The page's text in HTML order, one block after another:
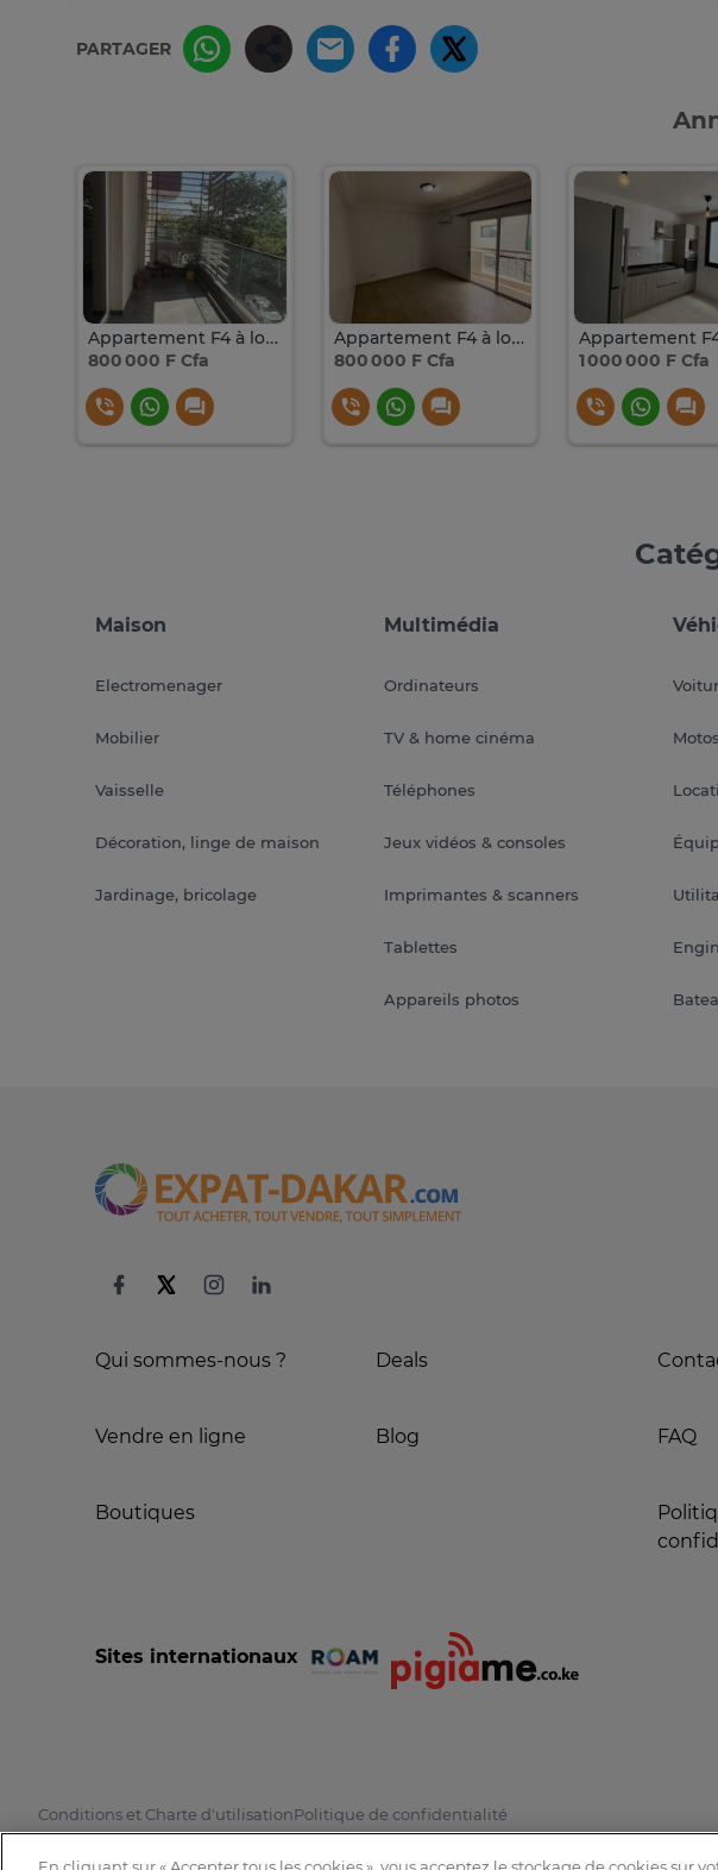
PARTAGER
Appartement F4 à louer au Point E
800 000 F Cfa
Appartement F4 à louer au Point E
800 000 F Cfa
1 000 000 F Cfa
Maison
Electromenager
Mobilier
Vaisselle
Décoration, linge de maison
Jardinage, bricolage
Multimédia
Ordinateurs
TV & home cinéma
Téléphones
Jeux vidéos & consoles
Imprimantes & scanners
Tablettes
Appareils photos
Qui sommes-nous ?
Vendre en ligne
Boutiques
Deals
Blog FAQ
Sites internationaux
Conditions et Charte d'utilisationPolitique de confidentialité